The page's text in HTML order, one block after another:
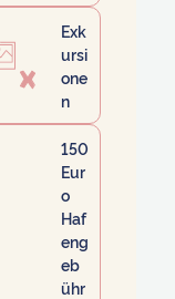
Exk
ursi
one
n
150
Eur
o
Haf
eng
eb
ühr